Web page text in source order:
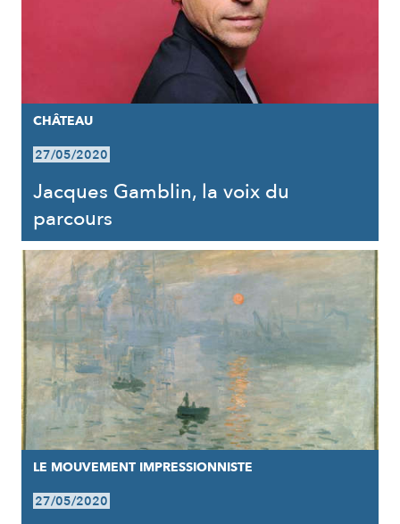
CHÂTEAU
27/05/2020
Jacques Gamblin, la voix du
parcours
LE MOUVEMENT IMPRESSIONNISTE
27/05/2020